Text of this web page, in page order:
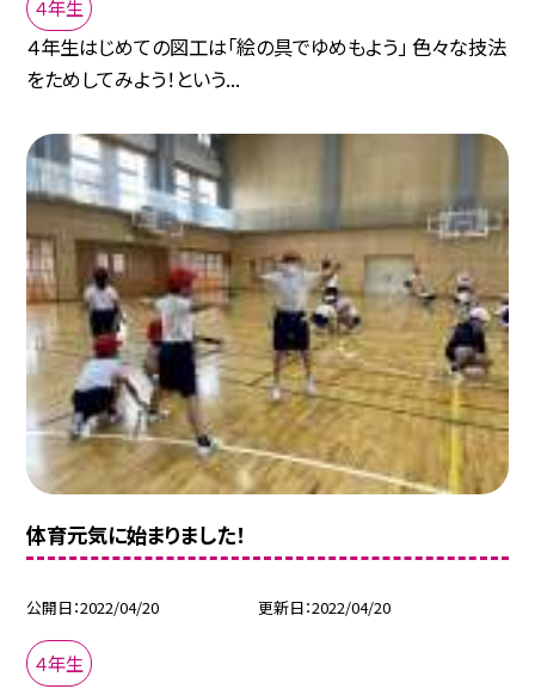
４年生
４年生はじめての図工は「絵の具でゆめもよう」 色々な技法
をためしてみよう！という...
体育元気に始まりました！
公開日 2022/04/20 更新日 2022/04/20
４年生